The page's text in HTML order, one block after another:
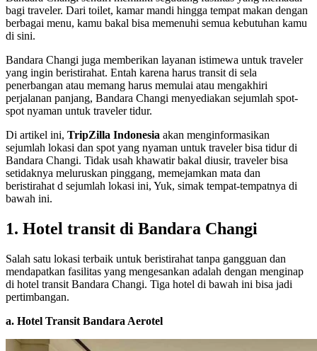
bagi traveler. Dari toilet, kamar mandi hingga tempat makan dengan
berbagai menu, kamu bakal bisa memenuhi semua kebutuhan kamu
di sini.
Bandara Changi juga memberikan layanan istimewa untuk traveler
yang ingin beristirahat. Entah karena harus transit di sela
penerbangan atau memang harus memulai atau mengakhiri
perjalanan panjang, Bandara Changi menyediakan sejumlah spot-
spot nyaman untuk traveler tidur.
Di artikel ini, TripZilla Indonesia akan menginformasikan
sejumlah lokasi dan spot yang nyaman untuk traveler bisa tidur di
Bandara Changi. Tidak usah khawatir bakal diusir, traveler bisa
setidaknya meluruskan pinggang, memejamkan mata dan
beristirahat d sejumlah lokasi ini, Yuk, simak tempat-tempatnya di
bawah ini.
1. Hotel transit di Bandara Changi
Salah satu lokasi terbaik untuk beristirahat tanpa gangguan dan
mendapatkan fasilitas yang mengesankan adalah dengan menginap
di hotel transit Bandara Changi. Tiga hotel di bawah ini bisa jadi
pertimbangan.
a. Hotel Transit Bandara Aerotel